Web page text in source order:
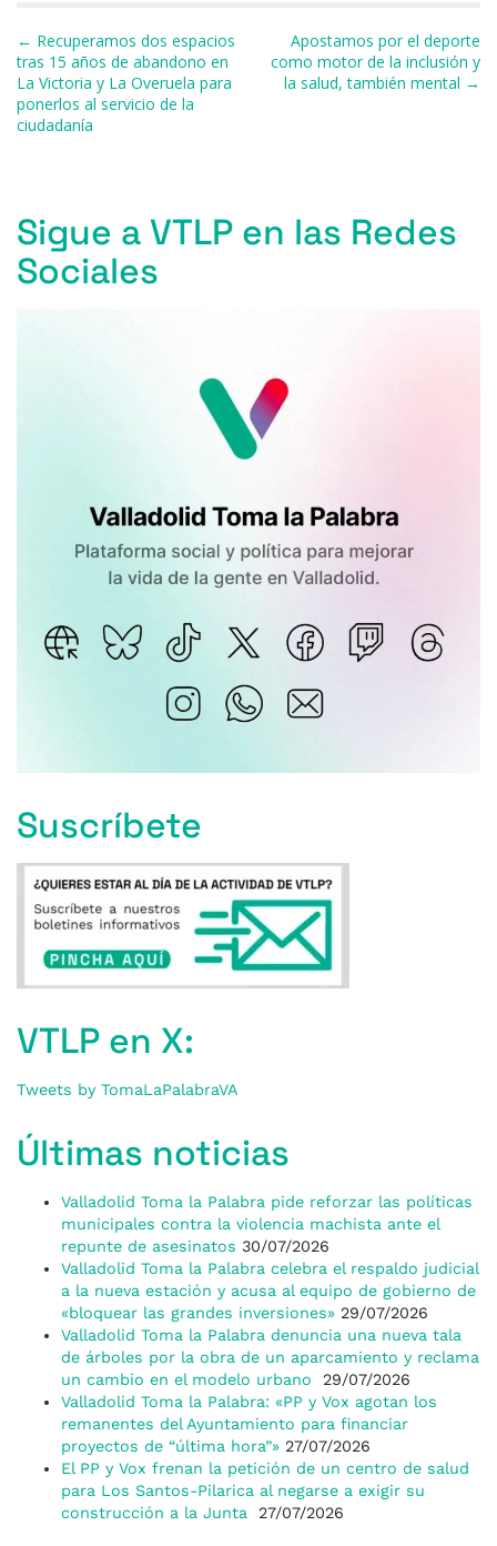
o
o
k
k
y
s
a
m
ti
r
Navegación de entradas
← Recuperamos dos espacios
tras 15 años de abandono en
La Victoria y La Overuela para
ponerlos al servicio de la
ciudadanía
Apostamos por el deporte
como motor de la inclusión y
la salud, también mental →
Sigue a VTLP en las Redes
Sociales
Suscríbete
VTLP en X:
Tweets by TomaLaPalabraVA
Últimas noticias
Valladolid Toma la Palabra pide reforzar las políticas
municipales contra la violencia machista ante el
repunte de asesinatos 30/07/2026
Valladolid Toma la Palabra celebra el respaldo judicial
a la nueva estación y acusa al equipo de gobierno de
«bloquear las grandes inversiones» 29/07/2026
Valladolid Toma la Palabra denuncia una nueva tala
de árboles por la obra de un aparcamiento y reclama
un cambio en el modelo urbano
29/07/2026
Valladolid Toma la Palabra: «PP y Vox agotan los
remanentes del Ayuntamiento para financiar
proyectos de “última hora”» 27/07/2026
El PP y Vox frenan la petición de un centro de salud
para Los Santos-Pilarica al negarse a exigir su
construcción a la Junta
27/07/2026